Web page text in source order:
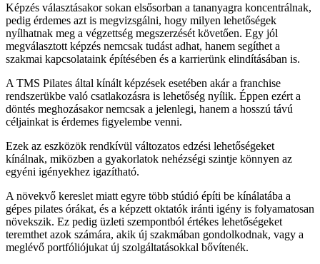
Képzés választásakor sokan elsősorban a tananyagra koncentrálnak,
pedig érdemes azt is megvizsgálni, hogy milyen lehetőségek
nyílhatnak meg a végzettség megszerzését követően. Egy jól
megválasztott képzés nemcsak tudást adhat, hanem segíthet a
szakmai kapcsolataink építésében és a karrierünk elindításában is.
A TMS Pilates által kínált képzések esetében akár a franchise
rendszerükbe való csatlakozásra is lehetőség nyílik. Éppen ezért a
döntés meghozásakor nemcsak a jelenlegi, hanem a hosszú távú
céljainkat is érdemes figyelembe venni.
Ezek az eszközök rendkívül változatos edzési lehetőségeket
kínálnak, miközben a gyakorlatok nehézségi szintje könnyen az
egyéni igényekhez igazítható.
A növekvő kereslet miatt egyre több stúdió építi be kínálatába a
gépes pilates órákat, és a képzett oktatók iránti igény is folyamatosan
növekszik. Ez pedig üzleti szempontból értékes lehetőségeket
teremthet azok számára, akik új szakmában gondolkodnak, vagy a
meglévő portfóliójukat új szolgáltatásokkal bővítenék.